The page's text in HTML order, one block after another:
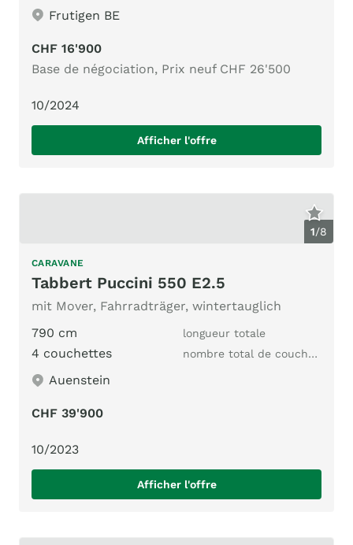
Frutigen BE
CHF 16'900
Base de négociation, Prix neuf CHF 26'500
10/2024
Afficher l'offre
1/8
CARAVANE
Tabbert Puccini 550 E2.5
mit Mover, Fahrradträger, wintertauglich
790 cm
longueur totale
4 couchettes nombre total de couchages
Auenstein
CHF 39'900
10/2023
Afficher l'offre